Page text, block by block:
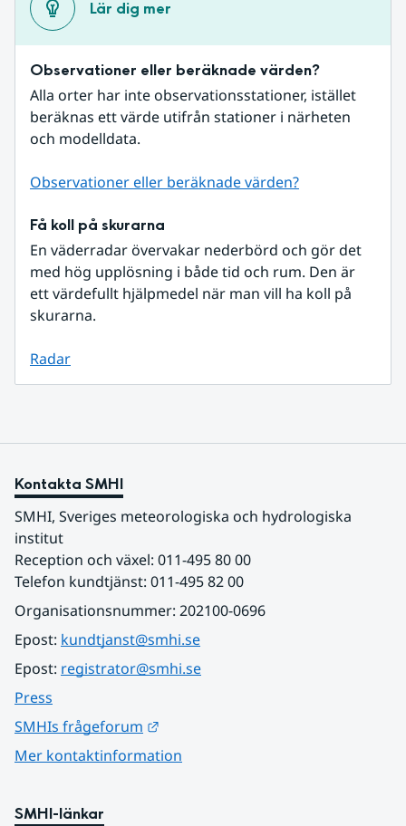
Lär dig mer
Observationer eller beräknade värden?
Alla orter har inte observationsstationer, istället
beräknas ett värde utifrån stationer i närheten
och modelldata.
Observationer eller beräknade värden?
Få koll på skurarna
En väderradar övervakar nederbörd och gör det
med hög upplösning i både tid och rum. Den är
ett värdefullt hjälpmedel när man vill ha koll på
skurarna.
Radar
Kontakta SMHI
SMHI, Sveriges meteorologiska och hydrologiska
institut
Reception och växel: 011-495 80 00
Telefon kundtjänst: 011-495 82 00
Organisationsnummer: 202100-0696
Epost: kundtjanst@smhi.se
Epost: registrator@smhi.se
Press
SMHIs frågeforum
Mer kontaktinformation
SMHI-länkar